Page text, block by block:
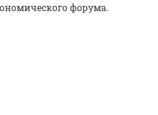
форума.